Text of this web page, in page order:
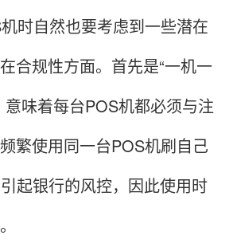
时自然也要考虑到一些潜在
合规性方面。首先是“一机一
意味着每台POS机都必须与注
繁使用同一台POS机刷自己
起银行的风控，因此使用时